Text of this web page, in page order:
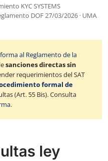
KYC SYSTEMS
DOF 27/03/2026 · UMA
al Reglamento de la
sanciones directas sin
requerimientos del SAT
formal de
(Art. 55 Bis). Consulta
.
ley